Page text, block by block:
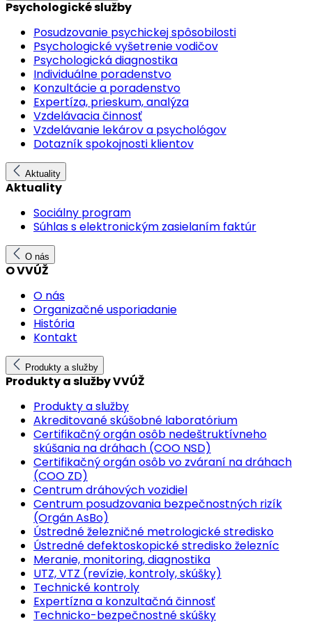
Psychologické služby
Posudzovanie psychickej spôsobilosti
Psychologické vyšetrenie vodičov
Psychologická diagnostika
Individuálne poradenstvo
Konzultácie a poradenstvo
Expertíza, prieskum, analýza
Vzdelávacia činnosť
Vzdelávanie lekárov a psychológov
Dotazník spokojnosti klientov
Aktuality
Aktuality
Sociálny program
Súhlas s elektronickým zasielaním faktúr
O nás
O VVÚŽ
O nás
Organizačné usporiadanie
História
Kontakt
Produkty a služby
Produkty a služby VVÚŽ
Produkty a služby
Akreditované skúšobné laboratórium
Certifikačný orgán osôb nedeštruktívneho
skúšania na dráhach (COO NSD)
Certifikačný orgán osôb vo zváraní na dráhach
(COO ZD)
Centrum dráhových vozidiel
Centrum posudzovania bezpečnostných rizík
(Orgán AsBo)
Ústredné železničné metrologické stredisko
Ústredné defektoskopické stredisko železníc
Meranie, monitoring, diagnostika
UTZ, VTZ (revízie, kontroly, skúšky)
Technické kontroly
Expertízna a konzultačná činnosť
Technicko-bezpečnostné skúšky